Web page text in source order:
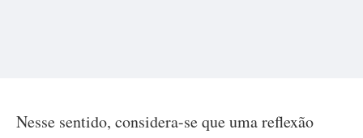
Nesse sentido, considera-se que uma reflexão